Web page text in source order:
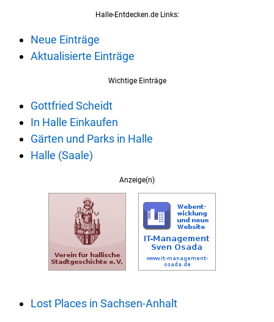
Halle-Entdecken.de Links:
Neue Einträge
Aktualisierte Einträge
Wichtige Einträge
Gottfried Scheidt
In Halle Einkaufen
Gärten und Parks in Halle
Halle (Saale)
Anzeige(n)
Lost Places in Sachsen-Anhalt